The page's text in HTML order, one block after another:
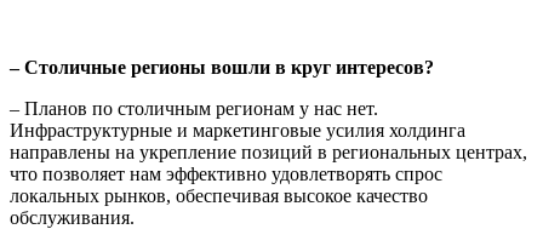
– Столичные регионы вошли в круг интересов?
– Планов по столичным регионам у нас нет.
Инфраструктурные и маркетинговые усилия холдинга
направлены на укрепление позиций в региональных центрах,
что позволяет нам эффективно удовлетворять спрос
локальных рынков, обеспечивая высокое качество
обслуживания.